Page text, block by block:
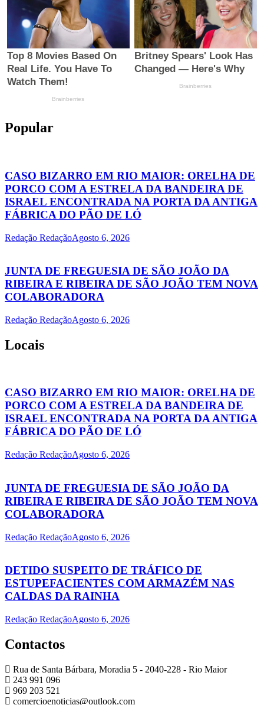
Popular
CASO BIZARRO EM RIO MAIOR: ORELHA DE
PORCO COM A ESTRELA DA BANDEIRA DE
ISRAEL ENCONTRADA NA PORTA DA ANTIGA
FÁBRICA DO PÃO DE LÓ
Redação RedaçãoAgosto 6, 2026
JUNTA DE FREGUESIA DE SÃO JOÃO DA
RIBEIRA E RIBEIRA DE SÃO JOÃO TEM NOVA
COLABORADORA
Redação RedaçãoAgosto 6, 2026
Locais
CASO BIZARRO EM RIO MAIOR: ORELHA DE
PORCO COM A ESTRELA DA BANDEIRA DE
ISRAEL ENCONTRADA NA PORTA DA ANTIGA
FÁBRICA DO PÃO DE LÓ
Redação RedaçãoAgosto 6, 2026
JUNTA DE FREGUESIA DE SÃO JOÃO DA
RIBEIRA E RIBEIRA DE SÃO JOÃO TEM NOVA
COLABORADORA
Redação RedaçãoAgosto 6, 2026
DETIDO SUSPEITO DE TRÁFICO DE
ESTUPEFACIENTES COM ARMAZÉM NAS
CALDAS DA RAINHA
Redação RedaçãoAgosto 6, 2026
Contactos
Rua de Santa Bárbara, Moradia 5 - 2040-228 - Rio Maior
243 991 096
969 203 521
comercioenoticias@outlook.com